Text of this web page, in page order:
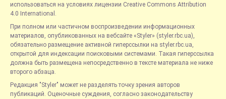
использоваться на условиях лицензии Creative Commons Attribution
4.0 International.
При полном или частичном воспроизведении информационных
материалов, опубликованных на вебсайте «Styler» (styler.rbc.ua),
обязательно размещение активной гиперссылки на styler.rbc.ua,
открытой для индексации поисковыми системами. Такая гиперссылка
должна быть размещена непосредственно в тексте материала не ниже
второго абзаца.
Редакция "Styler" может не разделять точку зрения авторов
публикаций. Оценочные суждения, согласно законодательству